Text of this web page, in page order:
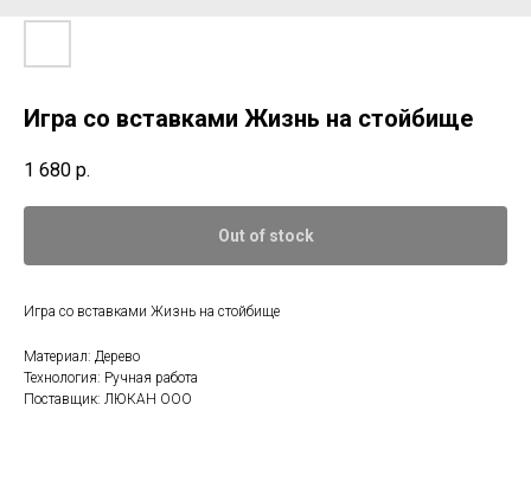
Игра со вставками Жизнь на стойбище
1 680 р.
Out of stock
Игра со вставками Жизнь на стойбище
Материал: Дерево
Технология: Ручная работа
Поставщик: ЛЮКАН ООО